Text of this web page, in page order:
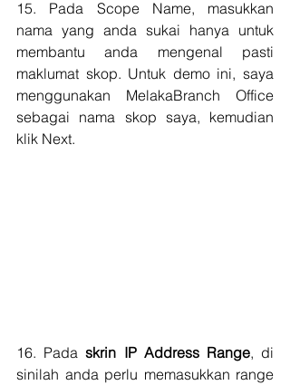
15. Pada Scope Name, masukkan
nama yang anda sukai hanya untuk
membantu anda mengenal pasti
maklumat skop. Untuk demo ini, saya
menggunakan MelakaBranch Office
sebagai nama skop saya, kemudian
klik Next.
16. Pada skrin IP Address Range, di
sinilah anda perlu memasukkan range